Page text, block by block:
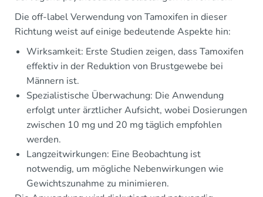
Die off-label Verwendung von Tamoxifen in dieser
Richtung weist auf einige bedeutende Aspekte hin:
Wirksamkeit: Erste Studien zeigen, dass Tamoxifen
effektiv in der Reduktion von Brustgewebe bei
Männern ist.
Spezialistische Überwachung: Die Anwendung
erfolgt unter ärztlicher Aufsicht, wobei Dosierungen
zwischen 10 mg und 20 mg täglich empfohlen
werden.
Langzeitwirkungen: Eine Beobachtung ist
notwendig, um mögliche Nebenwirkungen wie
Gewichtszunahme zu minimieren.